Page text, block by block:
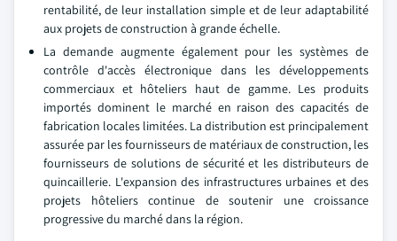
rentabilité, de leur installation simple et de leur adaptabilité
aux projets de construction à grande échelle.
La demande augmente également pour les systèmes de
contrôle d'accès électronique dans les développements
commerciaux et hôteliers haut de gamme. Les produits
importés dominent le marché en raison des capacités de
fabrication locales limitées. La distribution est principalement
assurée par les fournisseurs de matériaux de construction, les
fournisseurs de solutions de sécurité et les distributeurs de
quincaillerie. L'expansion des infrastructures urbaines et des
projets hôteliers continue de soutenir une croissance
progressive du marché dans la région.